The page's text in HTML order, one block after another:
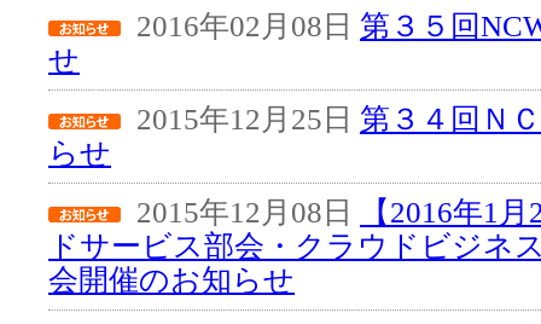
2016年02月08日 第３５回
せ
2015年12月25日 第３４回Ｎ
らせ
2015年12月08日
【2016年1
ドサービス部会・クラウドビジネ
会開催のお知らせ